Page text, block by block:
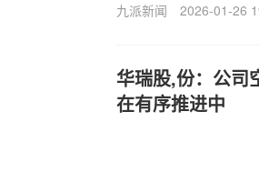
九派新闻 2026-01-26
华瑞股,份：公司
在有序推进中